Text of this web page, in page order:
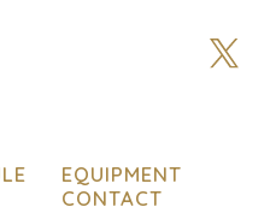
EQUIPMENT
CONTACT